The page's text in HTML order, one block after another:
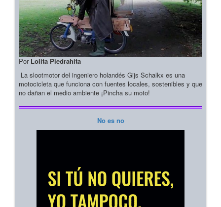
Por Lolita Piedrahita
La slootmotor del ingeniero holandés Gijs Schalkx es una
motocicleta que funciona con fuentes locales, sostenibles y que
no dañan el medio ambiente ¡Pincha su moto!
No es no